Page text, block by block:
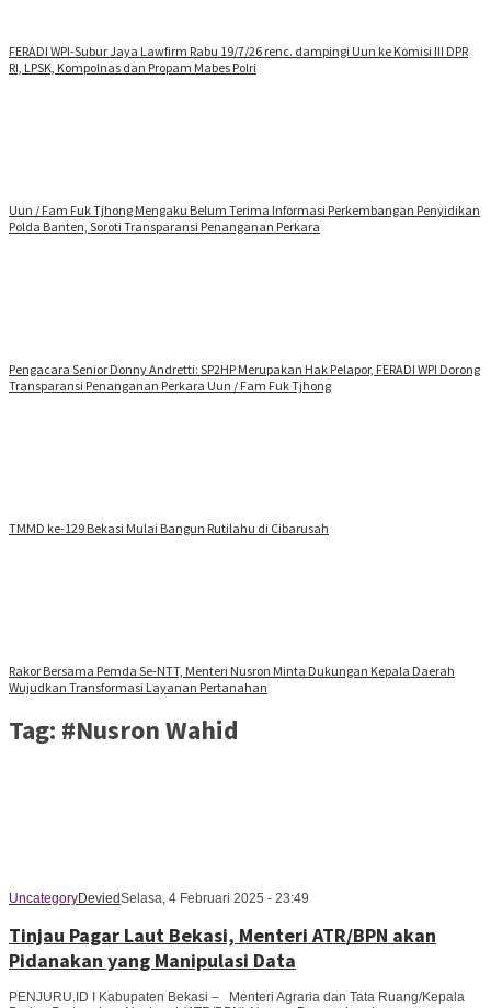
FERADI WPI-Subur Jaya Lawfirm Rabu 19/7/26 renc. dampingi Uun ke Komisi III DPR
RI, LPSK, Kompolnas dan Propam Mabes Polri
Uun / Fam Fuk Tjhong Mengaku Belum Terima Informasi Perkembangan Penyidikan
Polda Banten, Soroti Transparansi Penanganan Perkara
Pengacara Senior Donny Andretti: SP2HP Merupakan Hak Pelapor, FERADI WPI Dorong
Transparansi Penanganan Perkara Uun / Fam Fuk Tjhong
TMMD ke-129 Bekasi Mulai Bangun Rutilahu di Cibarusah
Rakor Bersama Pemda Se-NTT, Menteri Nusron Minta Dukungan Kepala Daerah
Wujudkan Transformasi Layanan Pertanahan
Tag: #Nusron Wahid
UncategoryDeviedSelasa, 4 Februari 2025 - 23:49
Tinjau Pagar Laut Bekasi, Menteri ATR/BPN akan
Pidanakan yang Manipulasi Data
PENJURU.ID I Kabupaten Bekasi – Menteri Agraria dan Tata Ruang/Kepala